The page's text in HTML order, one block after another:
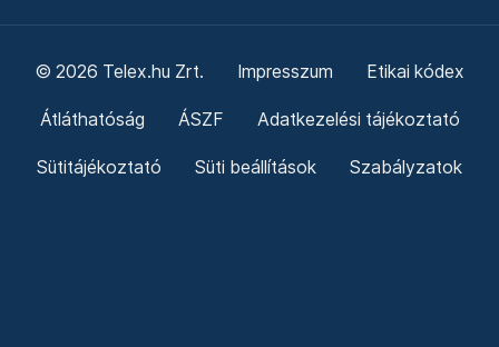
© 2026 Telex.hu Zrt. Impresszum Etikai kódex
Átláthatóság ÁSZF Adatkezelési tájékoztató
Sütitájékoztató Süti beállítások Szabályzatok